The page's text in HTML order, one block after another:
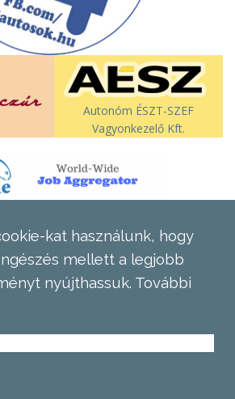
Autonóm ÉSZT-SZEF
Vagyonkezelő Kft.
kat használunk, hogy
mellett a legjobb
nyújthassuk. További